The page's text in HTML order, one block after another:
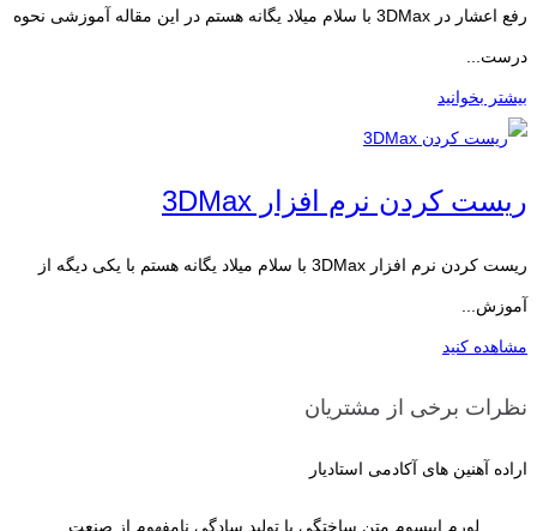
رفع اعشار در 3DMax با سلام میلاد یگانه هستم در این مقاله آموزشی نحوه
درست...
بیشتر بخوانید
ریست کردن نرم افزار 3DMax
ریست کردن نرم افزار 3DMax با سلام میلاد یگانه هستم با یکی دیگه از
آموزش...
مشاهده کنید
نظرات برخی از مشتریان
اراده آهنین های آکادمی استادیار
لورم ایپسوم متن ساختگی با تولید سادگی نامفهوم از صنعت